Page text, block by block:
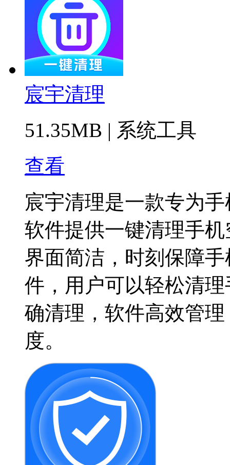
宸宇清理
51.35MB | 系统工具
查看
宸宇清理是一款专为
软件提供一键清理手
界面简洁，时刻保障
件，用户可以轻松清
确清理，软件高效管
度。